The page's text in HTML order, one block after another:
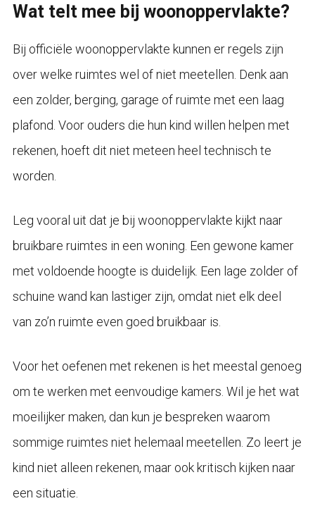
Wat telt mee bij woonoppervlakte?
Bij officiële woonoppervlakte kunnen er regels zijn
over welke ruimtes wel of niet meetellen. Denk aan
een zolder, berging, garage of ruimte met een laag
plafond. Voor ouders die hun kind willen helpen met
rekenen, hoeft dit niet meteen heel technisch te
worden.
Leg vooral uit dat je bij woonoppervlakte kijkt naar
bruikbare ruimtes in een woning. Een gewone kamer
met voldoende hoogte is duidelijk. Een lage zolder of
schuine wand kan lastiger zijn, omdat niet elk deel
van zo’n ruimte even goed bruikbaar is.
Voor het oefenen met rekenen is het meestal genoeg
om te werken met eenvoudige kamers. Wil je het wat
moeilijker maken, dan kun je bespreken waarom
sommige ruimtes niet helemaal meetellen. Zo leert je
kind niet alleen rekenen, maar ook kritisch kijken naar
een situatie.